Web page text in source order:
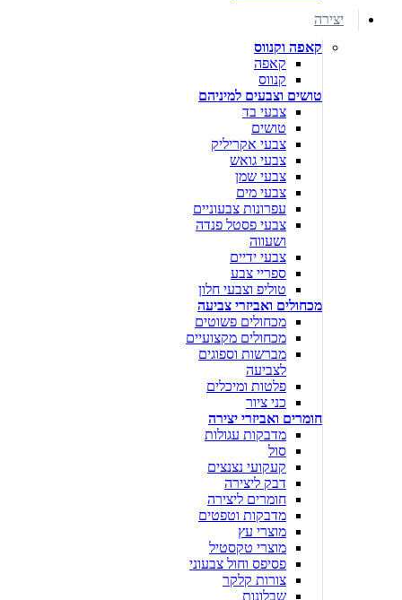
יצירה
קאפה וקנווס
קאפה
קנווס
טושים וצבעים למיניהם
צבעי בד
טושים
צבעי אקריליק
צבעי גואש
צבעי שמן
צבעי מים
עפרונות צבעוניים
צבעי פסטל פנדה
ושעווה
צבעי ידיים
ספריי צבע
טוליפ וצבעי חלון
מכחולים ואביזרי צביעה
מכחולים פשוטים
מכחולים מקצועיים
מברשות וספוגים
לצביעה
פלטות ומיכלים
כני ציור
חומרים ואביזרי יצירה
מדבקות עגולות
סול
קעקועי נצנצים
דבק ליצירה
חומרים ליצירה
מדבקות וטפטים
מוצרי עץ
מוצרי טקסטיל
פסיפס וחול צבעוני
צורות קלקר
שבלונות